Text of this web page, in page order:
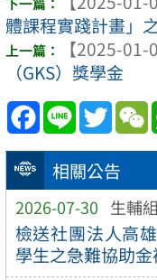
相關公告
2026-07-30 生輔組
檢送社團法人高
學生之急難協助金
體課程實踐計畫」
【2025-01-
（GKS）獎學金
Facebook
Line